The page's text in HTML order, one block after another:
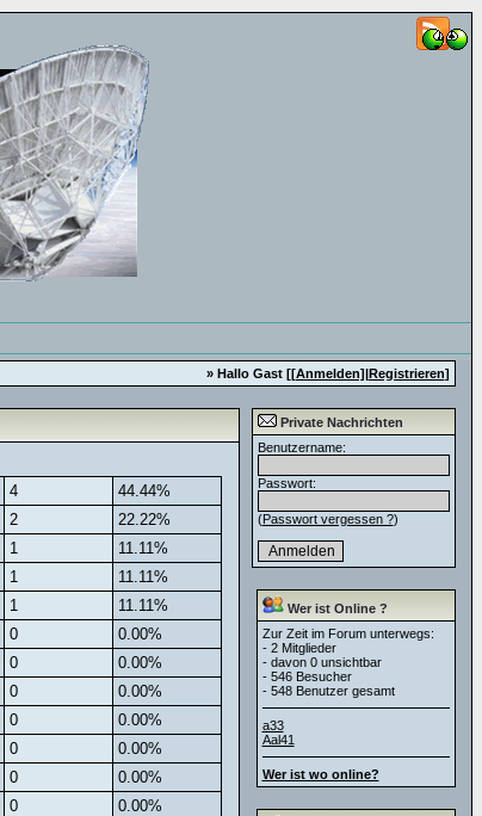
» Hallo Gast [[Anmelden]|Registrieren]
4
44.44%
2
22.22%
1
11.11%
1
11.11%
1
11.11%
0
0.00%
0
0.00%
0
0.00%
0
0.00%
0
0.00%
0
0.00%
0
0.00%
Private Nachrichten
Benutzername:
Passwort:
(Passwort vergessen ?)
Wer ist Online ?
Zur Zeit im Forum unterwegs:
- 2 Mitglieder
- davon 0 unsichtbar
- 546 Besucher
- 548 Benutzer gesamt
a33
Aal41
Wer ist wo online?